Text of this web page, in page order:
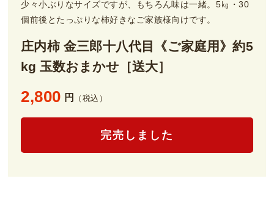
少々小ぶりなサイズですが、もちろん味は一緒。5㎏・30
個前後とたっぷりな柿好きなご家族様向けです。
庄内柿 金三郎十八代目《ご家庭用》約5
kg 玉数おまかせ［送大］
2,800 円 （税込）
完売しました